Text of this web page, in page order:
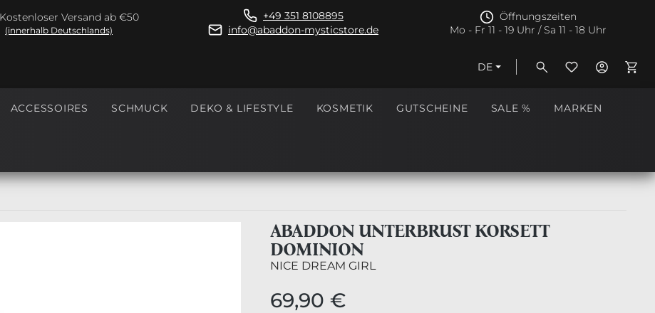
Kostenloser Versand ab €50
(innerhalb Deutschlands)
+49 351 8108895
info@abaddon-mysticstore.de
Öffnungszeiten
Mo - Fr 11 - 19 Uhr / Sa 11 - 18 Uhr
DE
ACCESSOIRES SCHMUCK DEKO & LIFESTYLE KOSMETIK GUTSCHEINE SALE % MARKEN
ABADDON UNTERBRUST KORSETT
DOMINION
NICE DREAM GIRL
69,90 €